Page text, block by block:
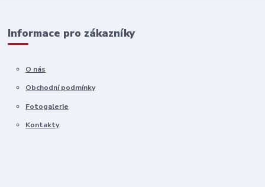
Informace pro zákazníky
O nás
Obchodní podmínky
Fotogalerie
Kontakty